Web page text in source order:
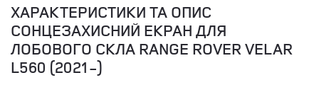
ХАРАКТЕРИСТИКИ ТА ОПИС
СОНЦЕЗАХИСНИЙ ЕКРАН ДЛЯ
ЛОБОВОГО СКЛА RANGE ROVER VELAR
L560 (2021-)